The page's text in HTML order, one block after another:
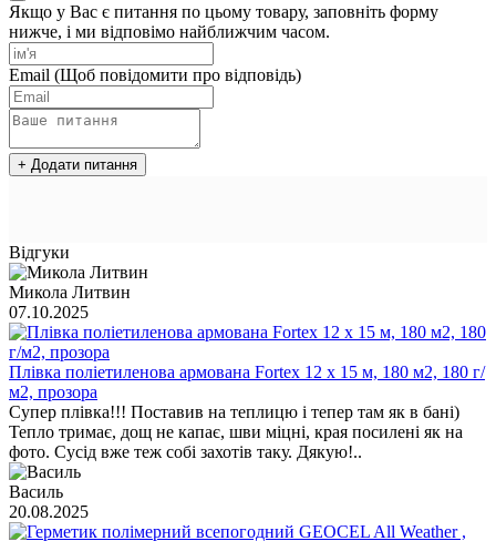
Якщо у Вас є питання по цьому товару, заповніть форму
нижче, і ми відповімо найближчим часом.
Email (Щоб повідомити про відповідь)
+ Додати питання
Відгуки
Микола Литвин
07.10.2025
Плівка поліетиленова армована Fortex 12 х 15 м, 180 м2, 180 г/
м2, прозора
Супер плівка!!! Поставив на теплицю і тепер там як в бані)
Тепло тримає, дощ не капає, шви міцні, края посилені як на
фото. Сусід вже теж собі захотів таку. Дякую!..
Василь
20.08.2025